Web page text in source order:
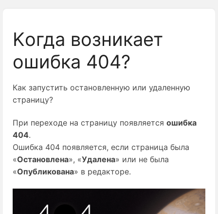
Kогда возникает
ошибка 404?
Как запустить остановленную или удаленную
страницу?
При переходе на страницу появляется ошибка
404.
Ошибка 404 появляется, если страница была
«Остановлена», «Удалена» или не была
«Опубликована» в редакторе.